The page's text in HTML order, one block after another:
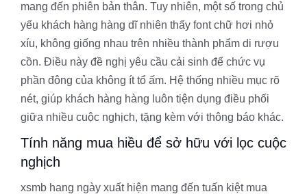
mang đến phiên bản thân. Tuy nhiên, một số trong chủ
yếu khách hàng hàng dĩ nhiên thấy font chữ hơi nhỏ
xíu, không giống nhau trên nhiều thành phẩm di rượu
cồn. Điều này đề nghị yêu cầu cải sinh để chức vụ
phần đông của không ít tổ ấm. Hệ thống nhiều mục rõ
nét, giúp khách hàng hàng luôn tiện dụng điều phối
giữa nhiều cuộc nghịch, tặng kèm với thông báo khác.
Tính năng mua hiều để sở hữu với lọc cuộc
nghịch
xsmb hang ngày xuất hiện mang đến tuấn kiệt mua